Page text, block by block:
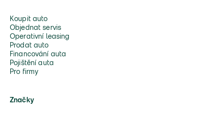
Koupit auto
Objednat servis
Operativní leasing
Prodat auto
Financování auta
Pojištění auta
Pro firmy
Značky